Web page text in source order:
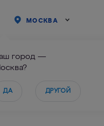
МОСКВА
город —
ДА ДРУГОЙ
МАГАЗИН